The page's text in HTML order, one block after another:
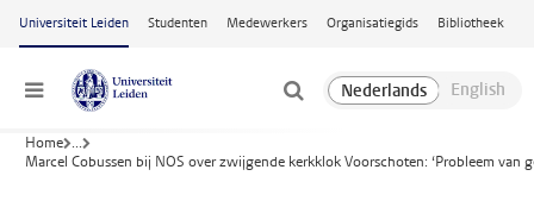
Ga naar hoofdinhoud
Universiteit Leiden Studenten Medewerkers Organisatiegids Bibliotheek
Menu
Home ...
Marcel Cobussen bij NOS over zwijgende kerkklok Voorschoten: ‘Probleem van